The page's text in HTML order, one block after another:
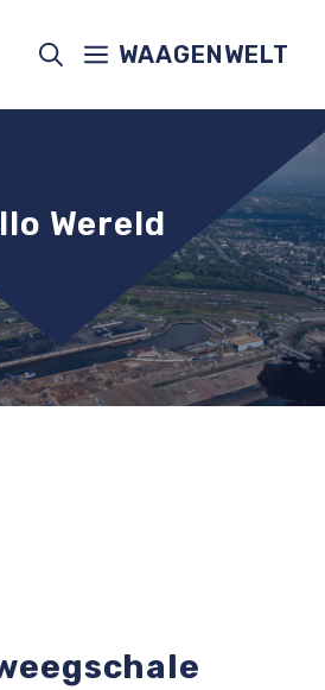
WAAGENWELT
Wereld